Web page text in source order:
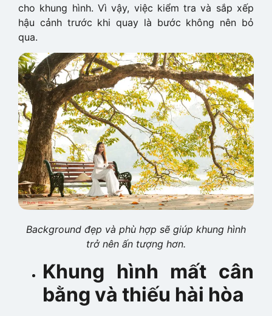
cho khung hình. Vì vậy, việc kiểm tra và sắp xếp
hậu cảnh trước khi quay là bước không nên bỏ
qua.
Background đẹp và phù hợp sẽ giúp khung hình
trở nên ấn tượng hơn.
Khung hình mất cân
bằng và thiếu hài hòa